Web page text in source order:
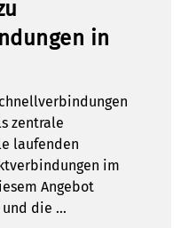
in
zentrale
laufenden
im
Angebot
und die …